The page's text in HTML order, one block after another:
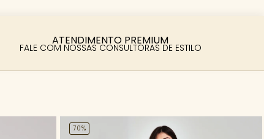
ATENDIMENTO PREMIUM
FALE COM NOSSAS CONSULTORAS DE ESTILO
70%